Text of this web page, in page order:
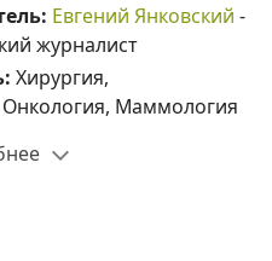
Евгений Янковский -
журналист
Хирургия,
Маммология